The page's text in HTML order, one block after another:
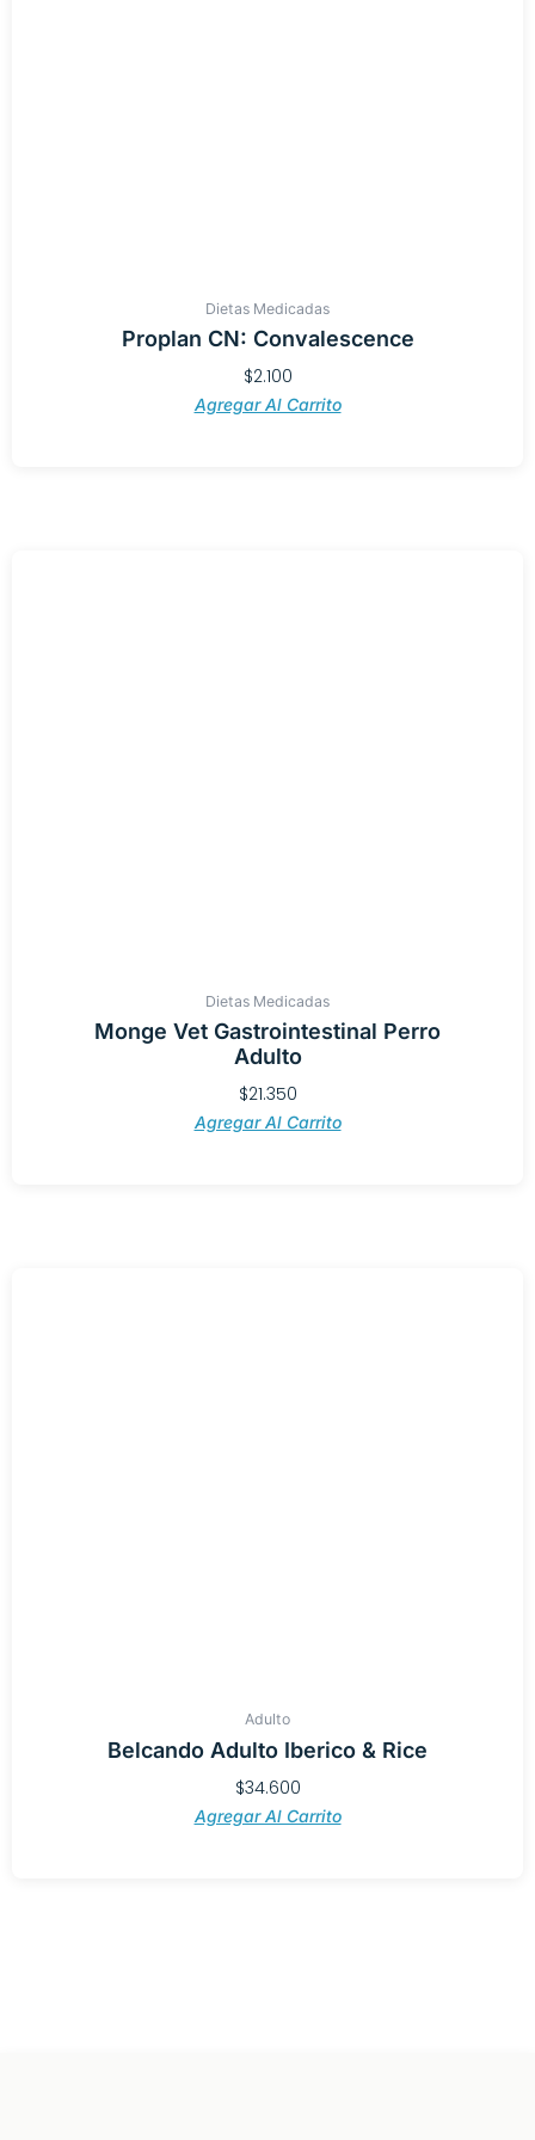
Dietas Medicadas
Proplan CN: Convalescence
$2.100
Agregar Al Carrito
Dietas Medicadas
Monge Vet Gastrointestinal Perro
Adulto
$21.350
Agregar Al Carrito
Adulto
Belcando Adulto Iberico & Rice
$34.600
Agregar Al Carrito